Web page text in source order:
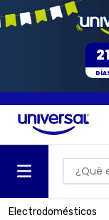
21
¿Qué
Electrodomésticos
TÉRMINOS MÁS